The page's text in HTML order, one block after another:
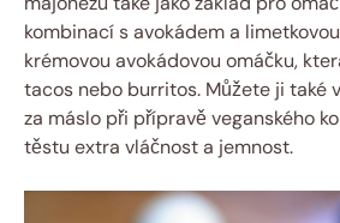
kombinací s avokádem a
krémovou avokádovou omáčku,
tacos nebo burritos. Můžete ji také
za máslo při přípravě veganského
těstu extra vláčnost a jemnost.